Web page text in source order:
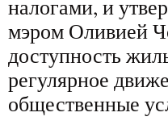
налогами, и
мэром Оливией
доступность
регулярное
общественные